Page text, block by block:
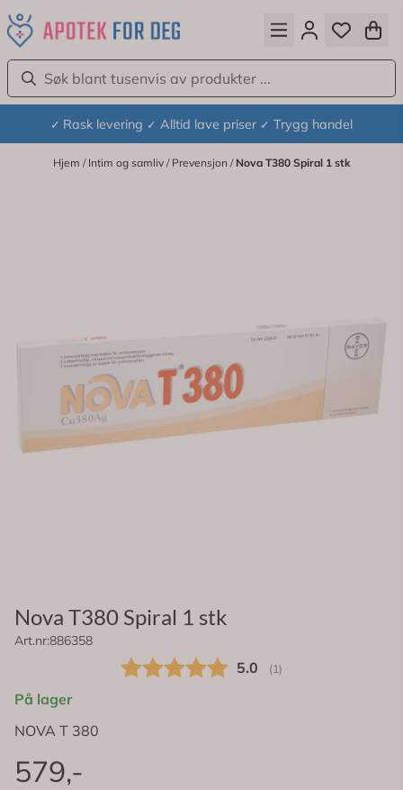
Hopp til innhold
✓ Rask levering ✓ Alltid lave priser ✓ Trygg handel
Hjem / Intim og samliv / Prevensjon / Nova T380 Spiral 1 stk
Nova T380 Spiral 1 stk
Art.nr:886358
Gjennomsnittskarakter:
5.0 (stemmer:
1)
På lager
NOVA T 380
579,-